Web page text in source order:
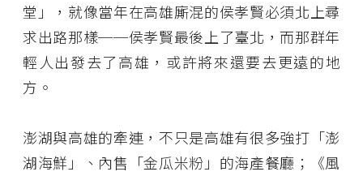
堂」，就像當年在高雄廝混的侯孝賢必須北上尋
求出路那樣──侯孝賢最後上了臺北，而那群年
輕人出發去了高雄，或許將來還要去更遠的地
方。
澎湖與高雄的牽連，不只是高雄有很多強打「澎
湖海鮮」、內售「金瓜米粉」的海產餐廳；《風